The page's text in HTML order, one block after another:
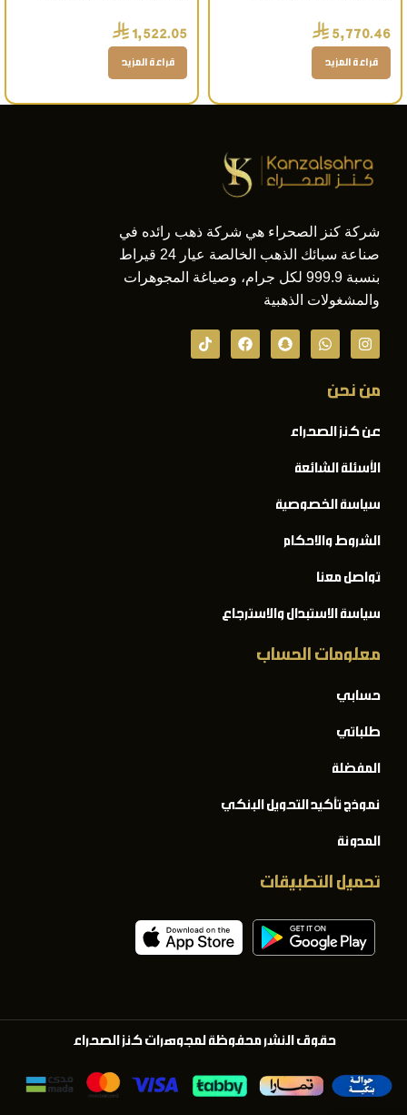
ذهبي فاخر⃁ 5,770.46
قراءة المزيد
⃁ 1,522.05
قراءة المزيد
شركة كنز الصحراء هي شركة ذهب رائده في
صناعة سبائك الذهب الخالصة عيار 24 قيراط
بنسبة 999.9 لكل جرام، وصياغة المجوهرات
والمشغولات الذهبية
من نحن
عن كنز الصحراء
الأسئلة الشائعة
سياسة الخصوصية
الشروط والاحكام
تواصل معنا
سياسة الاستبدال والاسترجاع
معلومات الحساب
حسابي
طلباتي
المفضلة
نموذج تأكيد التحويل البنكي
المدونة
تحميل التطبيقات
حقوق النشر محفوظة لمجوهرات كنز الصحراء